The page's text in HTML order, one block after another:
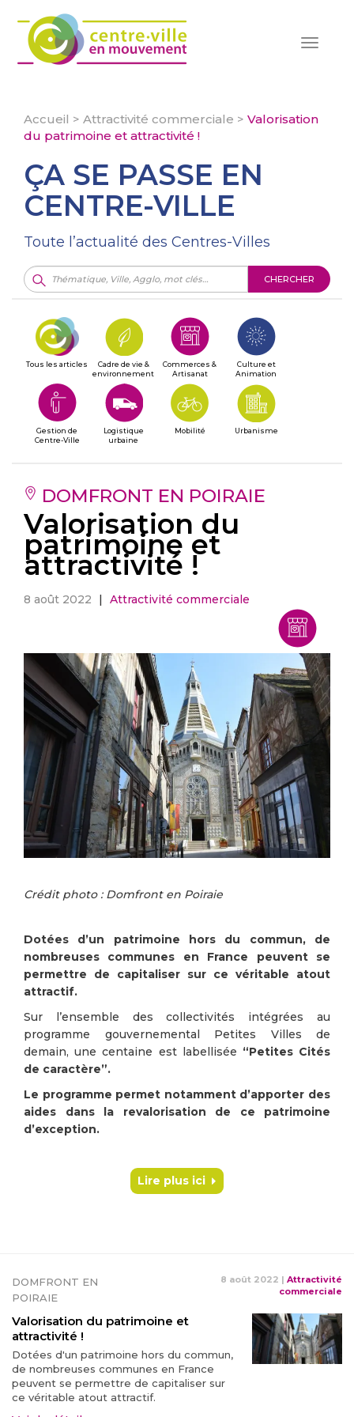
Toggle
Accueil > Attractivité commerciale > Valorisation
du patrimoine et attractivité !
ÇA SE PASSE EN
CENTRE-VILLE
Toute l’actualité des Centres-Villes
CHERCHER
Tous les articles
Cadre de vie &
environnement
Commerces &
Artisanat
Culture et
Animation
Gestion de
Centre-Ville
Logistique
urbaine
Mobilité Urbanisme
DOMFRONT EN POIRAIE
Valorisation du
patrimoine et
attractivité !
8 août 2022 | Attractivité commerciale
Crédit photo : Domfront en Poiraie
Dotées d’un patrimoine hors du commun, de
nombreuses communes en France peuvent se
permettre de capitaliser sur ce véritable atout
attractif.
Sur l’ensemble des collectivités intégrées au
programme gouvernemental Petites Villes de
demain, une centaine est labellisée “Petites Cités
de caractère”.
Le programme permet notamment d’apporter des
aides dans la revalorisation de ce patrimoine
d’exception.
Lire plus ici
DOMFRONT EN
POIRAIE
8 août 2022 | Attractivité
commerciale
Valorisation du patrimoine et
attractivité !
Dotées d'un patrimoine hors du commun,
de nombreuses communes en France
peuvent se permettre de capitaliser sur
ce véritable atout attractif.